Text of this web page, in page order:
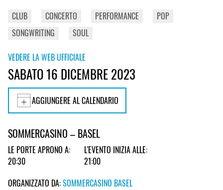
CLUB
CONCERTO PERFORMANCE
POP
SONGWRITING
SOUL
VEDERE LA WEB UFFICIALE
SABATO 16 DICEMBRE 2023
AGGIUNGERE AL CALENDARIO
SOMMERCASINO – BASEL
LE PORTE APRONO A:
20:30
L'EVENTO INIZIA ALLE:
21:00
ORGANIZZATO DA:SOMMERCASINO BASEL